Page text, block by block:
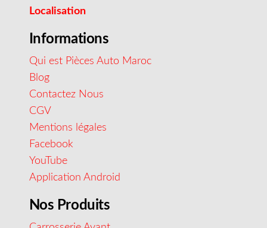
Localisation
Informations
Qui est Pièces Auto Maroc
Blog
Contactez Nous
CGV
Mentions légales
Facebook
YouTube
Application Android
Nos Produits